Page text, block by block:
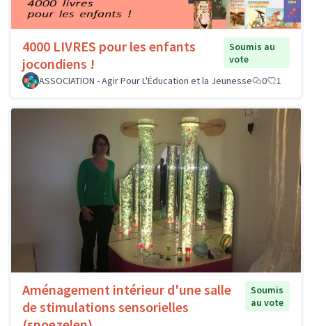
4000 LIVRES pour les enfants
jocondiens !
Soumis au
vote
ASSOCIATION - Agir Pour L'Éducation et la Jeunesse
0 1
Aménagement intérieur d'une salle
de stimulations sensorielles
Soumis
au vote